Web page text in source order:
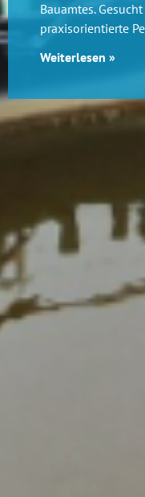
Bauamtes.
praxisorientierte
Weiterlesen »